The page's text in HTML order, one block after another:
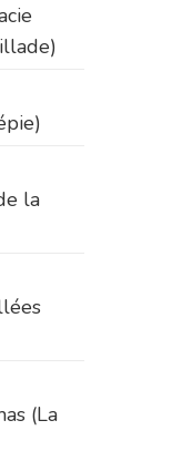
la
(La